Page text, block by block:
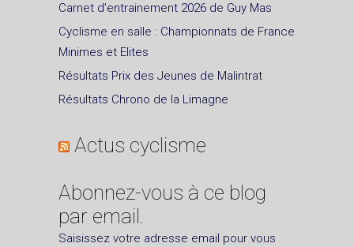
Carnet d’entrainement 2026 de Guy Mas
Cyclisme en salle : Championnats de France
Minimes et Elites
Résultats Prix des Jeunes de Malintrat
Résultats Chrono de la Limagne
Actus cyclisme
Abonnez-vous à ce blog
par email.
Saisissez votre adresse email pour vous